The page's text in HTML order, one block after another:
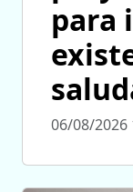
para
06/08/2026